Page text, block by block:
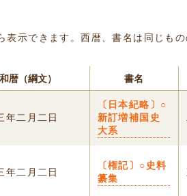
表示できます。西暦、書名は同じもの
和暦（綱文） 書名
年二月二日
〔日本紀略〕○
新訂増補国史
大系
年二月二日
〔権記〕○史料
纂集